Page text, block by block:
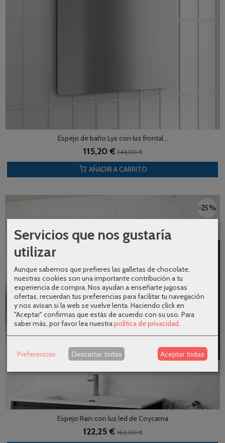
Espejo de baño Lys con luz frontal...
115,20 €144,00 €
AÑADIR A CARRITO
-25 %
Espejo Rain con luz led de Coycama
122,25 €163,00 €
Servicios que nos gustaría
utilizar
Aunque sabemos que prefieres las galletas de chocolate,
nuestras cookies son una importante contribución a tu
experiencia de compra. Nos ayudan a enseñarte jugosas
ofertas, recuerdan tus preferencias para facilitar tu navegación
y nos avisan si la web se vuelve lenta. Haciendo click en
"Aceptar" confirmas que estás de acuerdo con su uso. Para
saber más, por favor lea nuestrapolítica de privacidad.
Preferencias Descartar todas Aceptar todas